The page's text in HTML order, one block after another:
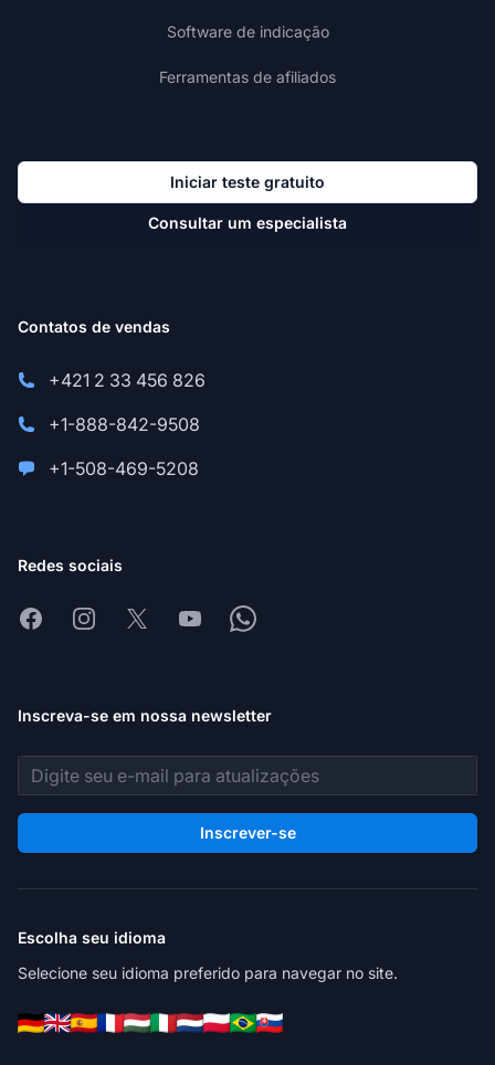
Software de indicação
Ferramentas de afiliados
Iniciar teste gratuito
Consultar um especialista
Contatos de vendas
+421 2 33 456 826
+1-888-842-9508
+1-508-469-5208
Redes sociais
FacebookInstagram
X YoutubeWhatsapp
Inscreva-se em nossa newsletter
Endereço de e-mail
Inscrever-se
Escolha seu idioma
Selecione seu idioma preferido para navegar no site.